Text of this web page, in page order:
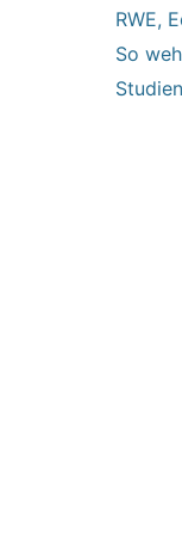
RWE,
So
Studien